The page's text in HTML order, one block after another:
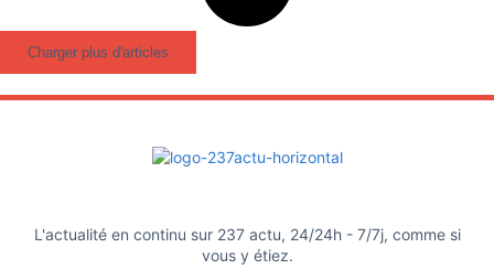
Charger plus d'articles
L'actualité en continu sur 237 actu, 24/24h - 7/7j, comme si
vous y étiez.